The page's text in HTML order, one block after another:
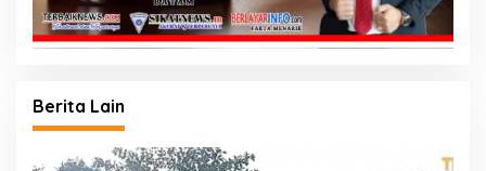
Berita Lain